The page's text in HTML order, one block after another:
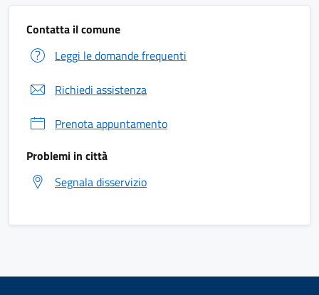
Contatta il comune
Leggi le domande frequenti
Richiedi assistenza
Prenota appuntamento
Problemi in città
Segnala disservizio